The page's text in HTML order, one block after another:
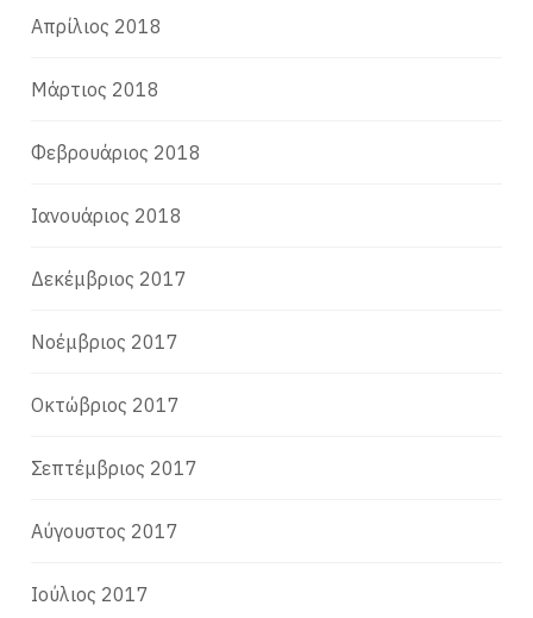
Απρίλιος 2018
Μάρτιος 2018
Φεβρουάριος 2018
Ιανουάριος 2018
Δεκέμβριος 2017
Νοέμβριος 2017
Οκτώβριος 2017
Σεπτέμβριος 2017
Αύγουστος 2017
Ιούλιος 2017